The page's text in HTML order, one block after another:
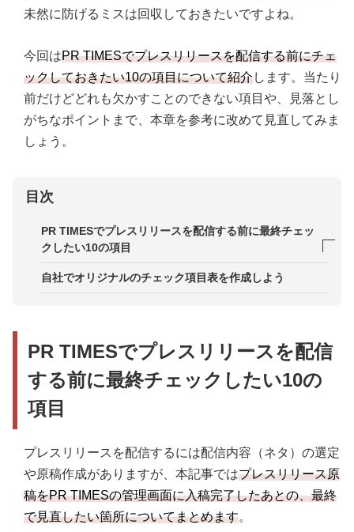
未然に防げるミスは回収しておきたいですよね。
今回はPR TIMESでプレスリリースを配信する前にチェ
ックしておきたい10の項目について紹介します。当たり
前だけどどれも欠かすことのできない項目や、見落とし
がちなポイントまで、本章を参考に改めて見直してみま
しょう。
目次
PR TIMESでプレスリリースを配信する前に最終チェッ
クしたい10の項目
最終チェック項目1．問い合わせ先が記載されてい
最終チェック項目3．プレビューで確認する
最終チェック項目4．社内・社外確認をする
を設定する
最終チェック項目8．公開制限の有無を確認する
自社でオリジナルのチェック項目表を作成しよう
PR TIMESでプレスリリースを配信
する前に最終チェックしたい10の
項目
プレスリリースを配信するには配信内容（ネタ）の選定
や原稿作成がありますが、本記事ではプレスリリース原
稿をPR TIMESの管理画面に入稿完了したあとの、最終
で見直したい箇所についてまとめます。